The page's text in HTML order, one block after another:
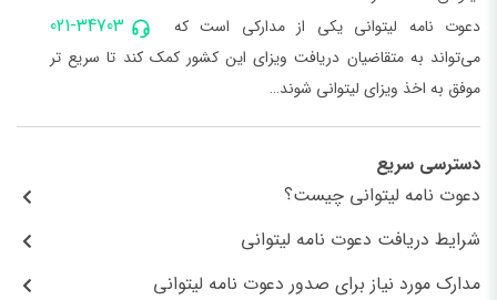
021-34703
دعوت نامه لیتوانی یکی از مدارکی است که
می‌تواند به متقاضیان دریافت ویزای این کشور کمک کند تا سریع تر
موفق به اخذ ویزای لیتوانی شوند…
دسترسی سریع
دعوت نامه لیتوانی چیست؟
شرایط دریافت دعوت نامه لیتوانی
مدارک مورد نیاز برای صدور دعوت نامه لیتوانی